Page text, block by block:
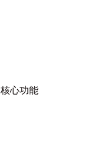
心功能